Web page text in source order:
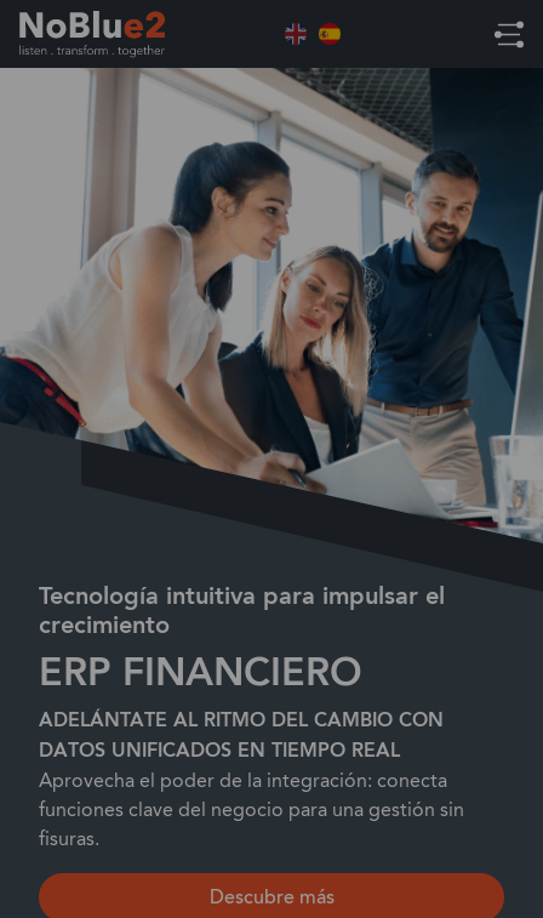
Home Industria Servicios Financieros
Tecnología intuitiva para impulsar el
crecimiento
ERP FINANCIERO
Descubre más
ADELÁNTATE AL RITMO DEL CAMBIO CON
DATOS UNIFICADOS EN TIEMPO REAL
Aprovecha el poder de la integración: conecta
funciones clave del negocio para una gestión sin
fisuras.